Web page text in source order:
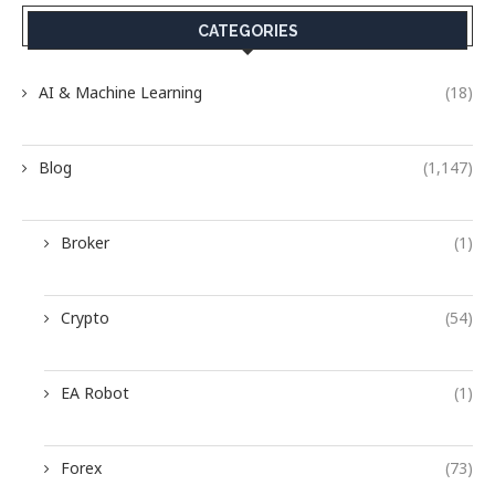
CATEGORIES
AI & Machine Learning (18)
Blog (1,147)
Broker (1)
Crypto (54)
EA Robot (1)
Forex (73)